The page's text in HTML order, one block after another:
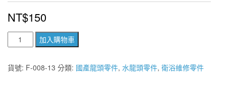
NT$150
鏽
鋼
加入購物車
貨號: F-008-13 分類: 國產龍頭零件, 水龍頭零件, 衛浴維修零件